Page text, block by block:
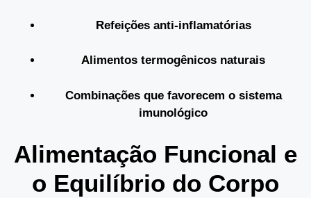
Refeições anti-inflamatórias
Alimentos termogênicos naturais
Combinações que favorecem o sistema
imunológico
Alimentação Funcional e
o Equilíbrio do Corpo